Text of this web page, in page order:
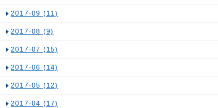
2017-09 (11)
2017-08 (9)
2017-07 (15)
2017-06 (14)
2017-05 (12)
2017-04 (17)